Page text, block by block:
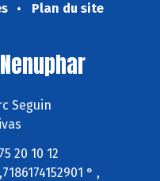
Plan du site
Seguin
20 10 12
° ,